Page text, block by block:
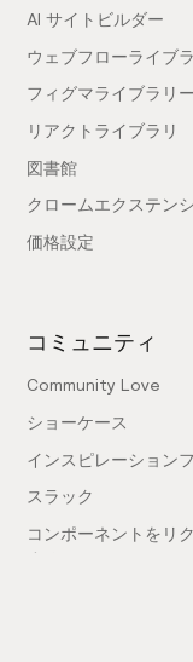
AI サイトビルダー
ウェブフローライブ
フィグマライブラリー
リアクトライブラリ
図書館
クロームエクステン
価格設定
コミュニティ
Community Love
ショーケース
インスピレーション
スラック
コンポーネントをリ
する